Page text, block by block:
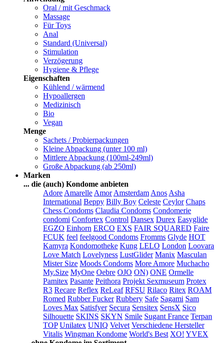
Oral / mit Geschmack
Massage
Für Toys
Anal
Standard (Universal)
Stimulation
Verzögerung
Hygiene & Pflege
Eigenschaften
Kühlend / wärmend
Hypoallergen
Medizinisch
Bio
Vegan
Menge
Sachets / Probierpackungen
Kleine Abpackung (unter 100 ml)
Mittlere Abpackung (100ml-249ml)
Große Abpackung (ab 250ml)
Marken
... die (auch) Kondome anbieten
Adore Amarelle Amor Amsterdam Anos Asha
International Beppy Billy Boy Celeste Ceylor Chaps
Chess Condoms Claudia Condoms Condomerie
condomi Confortex Control Dansex Durex Easyglide
EGZO Einhorn ERCO EXS FAIR SQUARED Faire
FCUK feel feelgood Condoms Fromms Glyde HOT
Kamyra Kondomotheke Kung LELO London Loovara
Love Match Lovelyness LustGlider Manix Masculan
Mister Size Moods Condoms More Amore Muchacho
My.Size MyOne Oebre OJO ON) ONE Ormelle
Pamitex Pasante Peithora Projekt Sexmuseum Protex
R3 Recare Reflex ReLeaf RFSU Rilaco Ritex ROAM
Romed Rubber Fucker Rubbery Safe Sagami Sam
Loves Max Satisfyer Secura Sensitex SensX Sico
Silhouette SKINS SKYN Smile Sugant France Terpan
TOP Unilatex UNIQ Velvet Verschiedene Hersteller
Vitalis Wingman Kondome World's Best XO! YVEX